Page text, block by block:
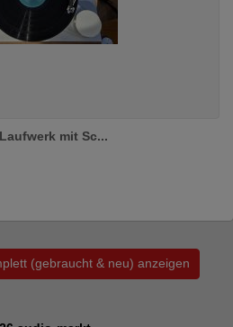
mit Sc...
(gebraucht & neu) anzeigen